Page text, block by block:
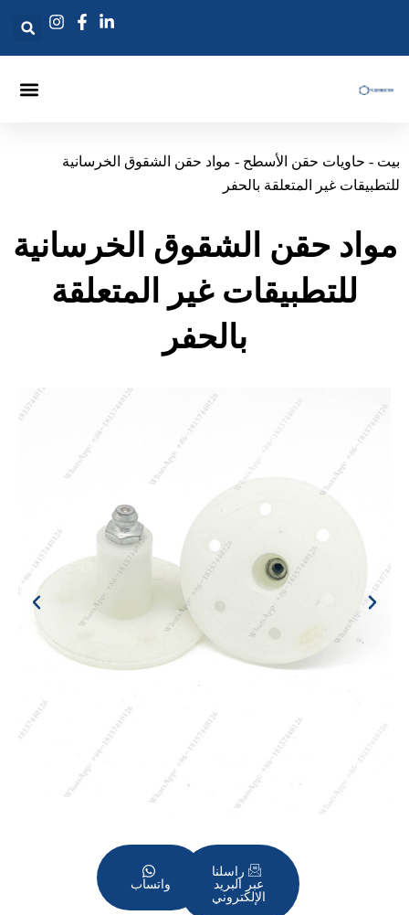
-حاويات حقن الأسطح-مواد حقن الشقوق الخرسانية
غير المتعلقة بالحفر
حقن الشقوق الخرسانية
للتطبيقات غير المتعلقة
بالحفر
راسلنا
عبر البريد
الإلكتروني
واتساب